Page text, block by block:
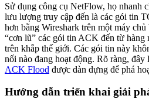
Sử dụng công cụ NetFlow, họ nhanh
lưu lượng truy cập đến là các gói tin
hơn bằng Wireshark trên một máy
“cơn lũ” các gói tin ACK đến từ hàng
trên khắp thế giới. Các gói tin này
nối nào đang hoạt động. Rõ ràng, đây
ACK Flood được dàn dựng để phá
Hướng dẫn triển khai giải